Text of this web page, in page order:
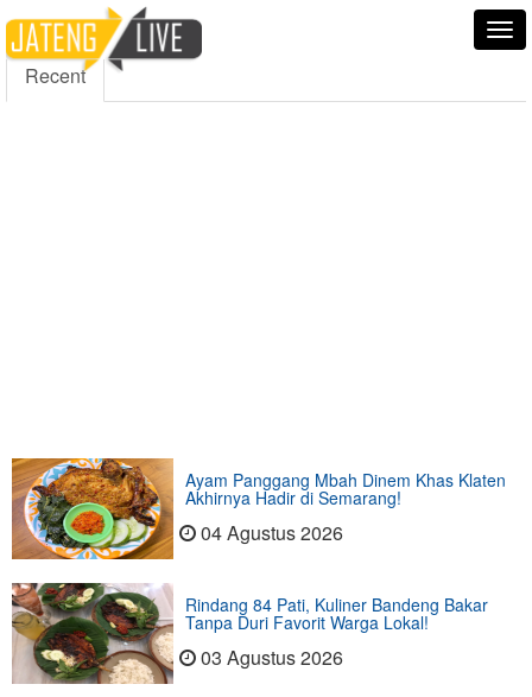
5000 Fans Followers
Recent
Ayam Panggang Mbah Dinem Khas Klaten
Akhirnya Hadir di Semarang!
04 Agustus 2026
Rindang 84 Pati, Kuliner Bandeng Bakar
Tanpa Duri Favorit Warga Lokal!
03 Agustus 2026